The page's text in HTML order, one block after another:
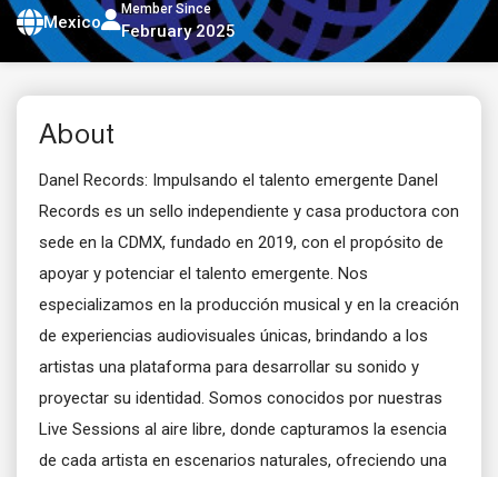
Mexico
Member Since
February 2025
About
Danel Records: Impulsando el talento emergente Danel
Records es un sello independiente y casa productora con
sede en la CDMX, fundado en 2019, con el propósito de
apoyar y potenciar el talento emergente. Nos
especializamos en la producción musical y en la creación
de experiencias audiovisuales únicas, brindando a los
artistas una plataforma para desarrollar su sonido y
proyectar su identidad. Somos conocidos por nuestras
Live Sessions al aire libre, donde capturamos la esencia
de cada artista en escenarios naturales, ofreciendo una